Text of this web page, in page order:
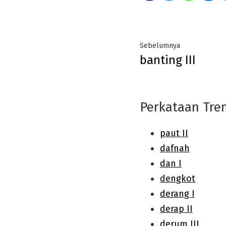
Post
navigation
SebelumnyaPrevious
post:
banting III
Perkataan